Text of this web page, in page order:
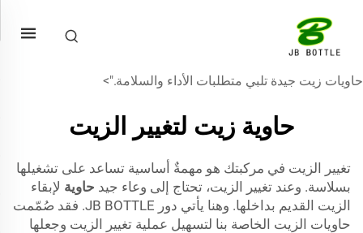
حاويات زيت جيدة تلبي متطلبات الأداء والسلامة.">
حاوية زيت لتغيير الزيت
تغيير الزيت في مركبتك هو مهمةٌ أساسية تساعد على تشغيلها
بسلاسة. وعند تغيير الزيت، تحتاج إلى وعاء جيد حاوية لإبقاء
الزيت القديم بداخلها. وهنا يأتي دور JB BOTTLE. فقد صُمّمت
حاويات الزيت الخاصة بنا لتسهيل عملية تغيير الزيت وجعلها